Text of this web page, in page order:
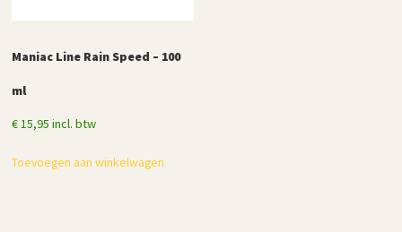
Maniac Line Rain Speed – 100
ml
€ 15,95 incl. btw
Toevoegen aan winkelwagen